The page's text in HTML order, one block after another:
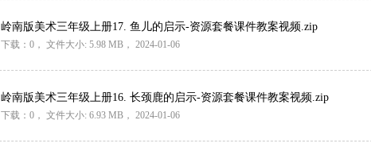
岭南版美术三年级上册17. 鱼儿的启示-资源套餐课件教案视频.zip
下载：0， 文件大小: 5.98 MB ， 2024-01-06
岭南版美术三年级上册16. 长颈鹿的启示-资源套餐课件教案视频.zip
下载：0， 文件大小: 6.93 MB ， 2024-01-06